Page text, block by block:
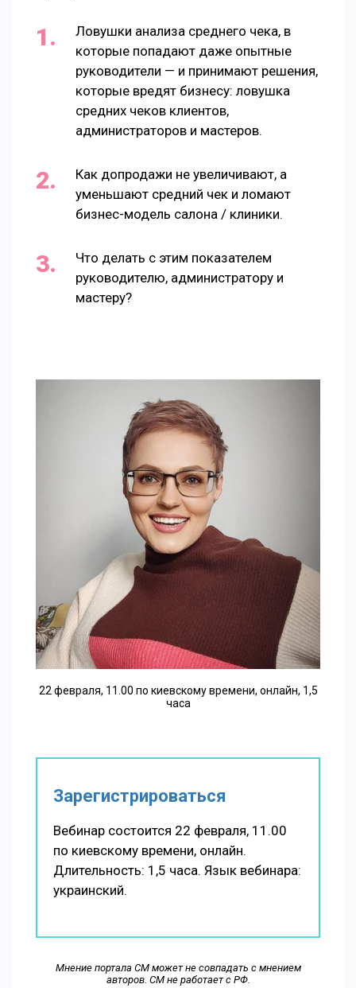
Ловушки анализа среднего чека, в
которые попадают даже опытные
руководители — и принимают решения,
которые вредят бизнесу: ловушка
средних чеков клиентов,
администраторов и мастеров.
Как допродажи не увеличивают, а
уменьшают средний чек и ломают
бизнес-модель салона / клиники.
Что делать с этим показателем
руководителю, администратору и
мастеру?
22 февраля, 11.00 по киевскому времени, онлайн, 1,5
часа
Зарегистрироваться
Вебинар состоится 22 февраля, 11.00
по киевскому времени, онлайн.
Длительность: 1,5 часа. Язык вебинара:
украинский.
Мнение портала СМ может не совпадать с мнением
авторов. СМ не работает с РФ.